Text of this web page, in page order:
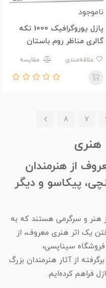
ناموجود
پازل یوروگرافیک 1000 تکه
گالری مناظر روم باستان
5907-6000
مقایسه
7
8
هنری
از هنرمندان
پیکاسو و دیگر
هنر و سرگرمی هستند که به
یک اثر هنری معروف، از
سیناپسی،
از آثار هنرمندان بزرگ
فراهم کرده‌ایم.